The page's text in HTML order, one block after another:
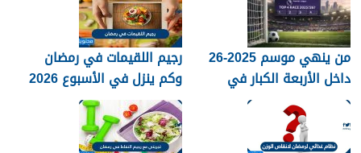
من ينهي موسم 2025-26
داخل الأربعة الكبار في
الدوري الإنجليزي؟
رجيم اللقيمات في رمضان
وكم ينزل في الأسبوع 2026